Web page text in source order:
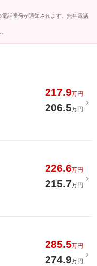
話番号が通知されます。無料電話
217.9万円
206.5万円
226.6万円
215.7万円
285.5万円
274.9万円